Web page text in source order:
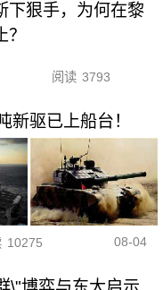
下狠手，为何在黎
阅读 3793
新驱已上船台！
10275 08-04